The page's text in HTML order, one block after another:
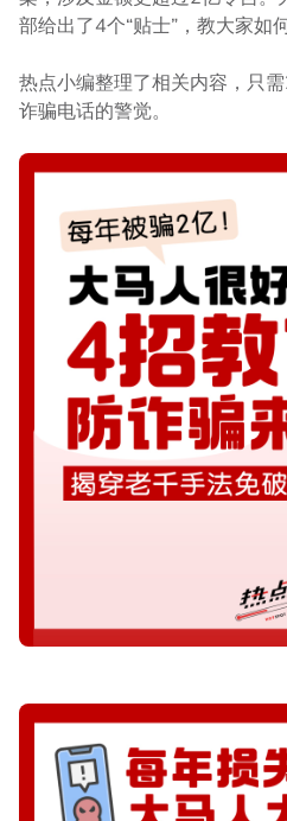
部给出了4个“贴士”，教大家如
热点小编整理了相关内容，只
诈骗电话的警觉。